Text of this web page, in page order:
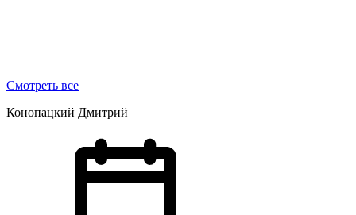
Смотреть все
Конопацкий Дмитрий